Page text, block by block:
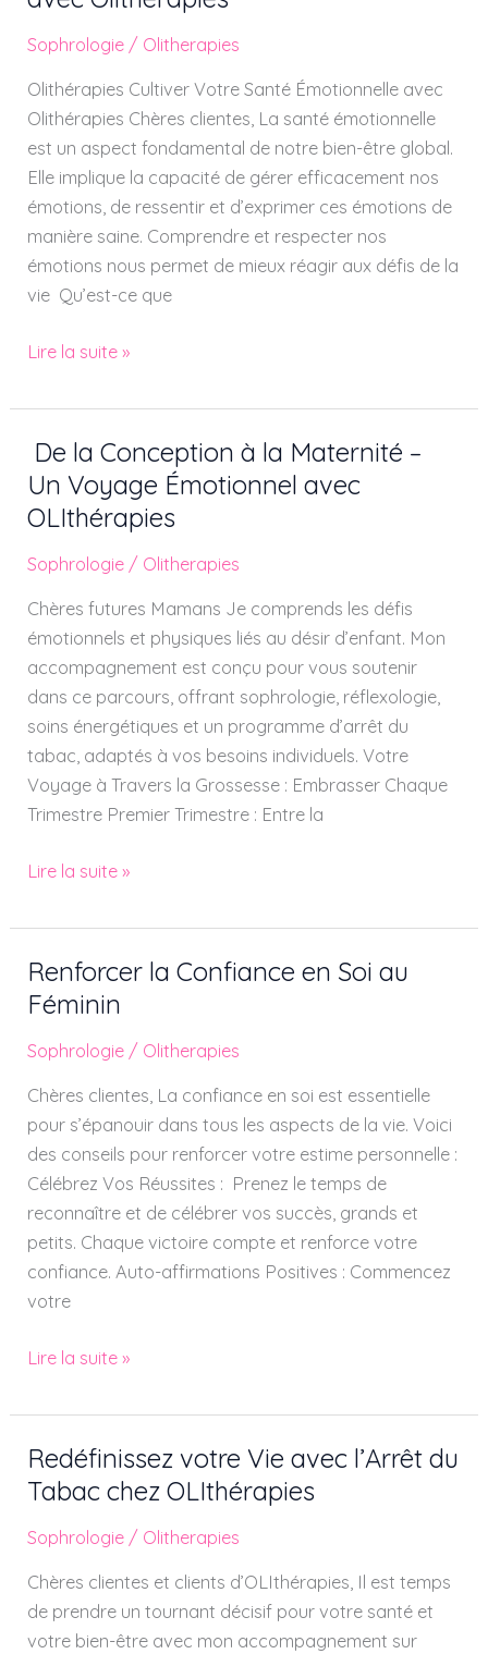
Sophrologie / Olitherapies
Olithérapies Cultiver Votre Santé Émotionnelle avec
Olithérapies Chères clientes, La santé émotionnelle
est un aspect fondamental de notre bien-être global.
Elle implique la capacité de gérer efficacement nos
émotions, de ressentir et d’exprimer ces émotions de
manière saine. Comprendre et respecter nos
émotions nous permet de mieux réagir aux défis de la
vie Qu’est-ce que
Émotionnelle
avec
Olithérapies
Lire la suite »
De la Conception à la Maternité –
Un Voyage Émotionnel avec
OLIthérapies
Sophrologie / Olitherapies
Chères futures Mamans Je comprends les défis
émotionnels et physiques liés au désir d’enfant. Mon
accompagnement est conçu pour vous soutenir
dans ce parcours, offrant sophrologie, réflexologie,
soins énergétiques et un programme d’arrêt du
tabac, adaptés à vos besoins individuels. Votre
Voyage à Travers la Grossesse : Embrasser Chaque
Trimestre Premier Trimestre : Entre la
De
la
Conception
la
Maternité
Voyage
Émotionnel
avec
OLIthérapies
Lire la suite »
Renforcer la Confiance en Soi au
Féminin
Sophrologie / Olitherapies
Chères clientes, La confiance en soi est essentielle
pour s’épanouir dans tous les aspects de la vie. Voici
des conseils pour renforcer votre estime personnelle :
Célébrez Vos Réussites : Prenez le temps de
reconnaître et de célébrer vos succès, grands et
petits. Chaque victoire compte et renforce votre
confiance. Auto-affirmations Positives : Commencez
votre
Renforcer
la
en
Soi
Féminin
Lire la suite »
Redéfinissez votre Vie avec l’Arrêt du
Tabac chez OLIthérapies
Sophrologie / Olitherapies
Chères clientes et clients d’OLIthérapies, Il est temps
de prendre un tournant décisif pour votre santé et
votre bien-être avec mon accompagnement sur
Redéfinissez
votre
avec
l’Arrêt
du
Tabac